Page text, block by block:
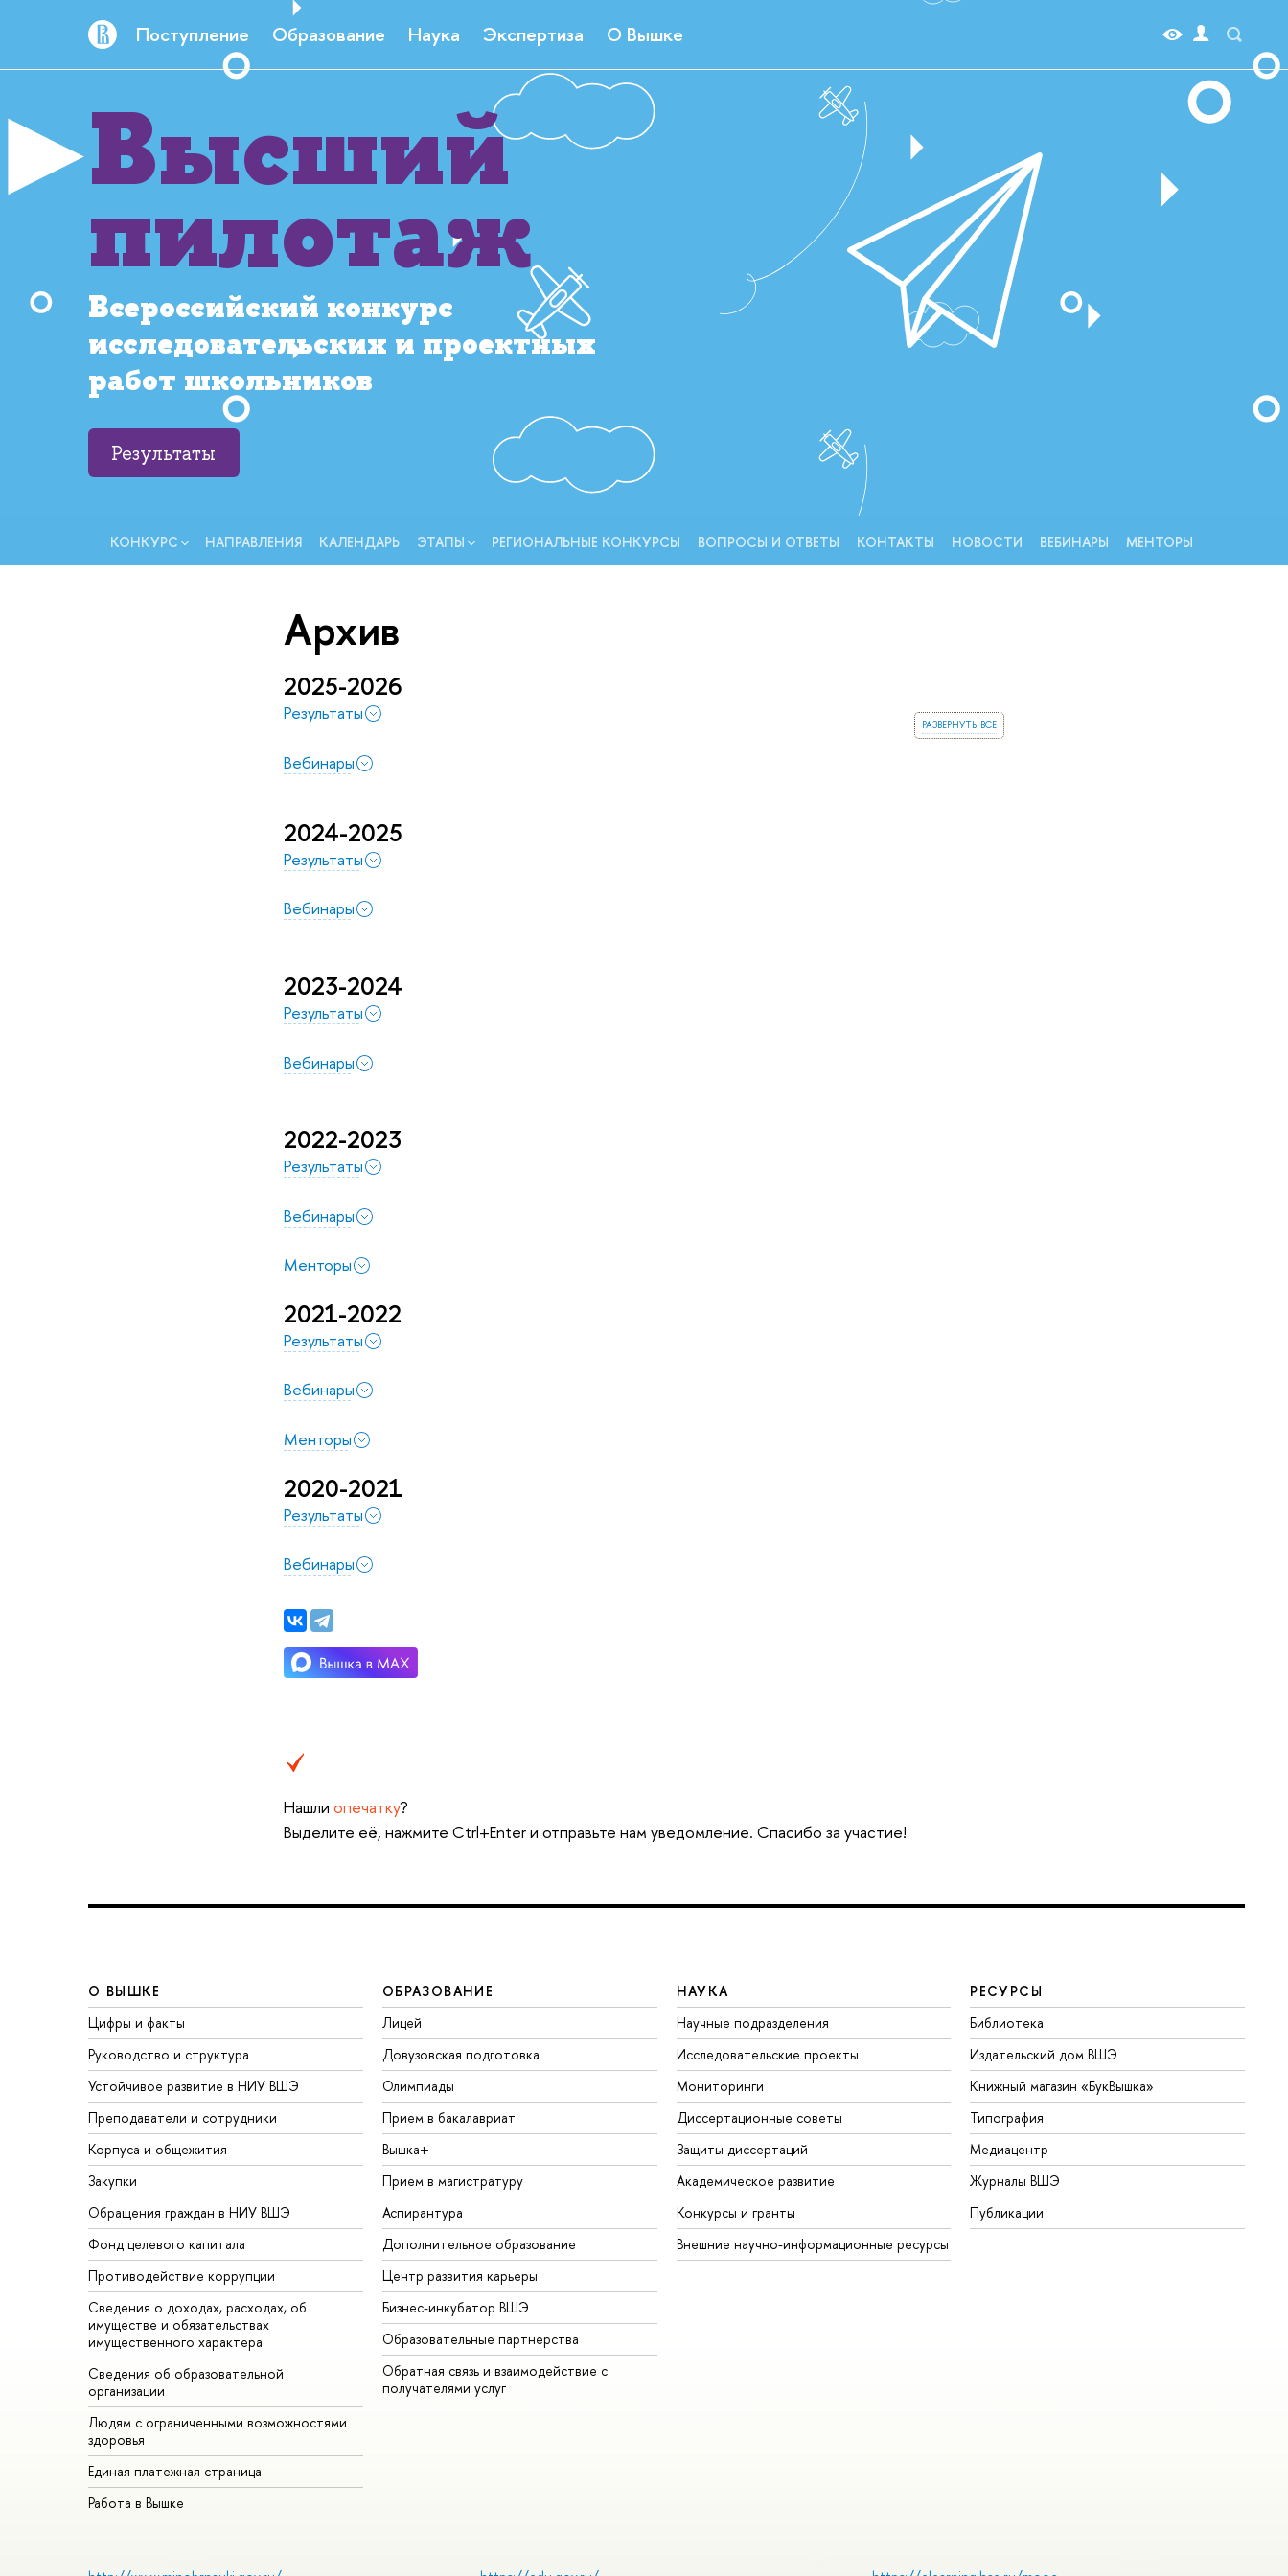
Поступление Образование Наука Экспертиза О Вышке
Высший
пилотаж
Всероссийский конкурс
исследовательских и проектных
работ школьников
Результаты
КОНКУРС НАПРАВЛЕНИЯ КАЛЕНДАРЬ ЭТАПЫ РЕГИОНАЛЬНЫЕ КОНКУРСЫ ВОПРОСЫ И ОТВЕТЫ КОНТАКТЫ НОВОСТИ ВЕБИНАРЫ МЕНТОРЫ
Архив
2025-2026
развернуть все
Результаты
Вебинары
2024-2025
Результаты
Вебинары
2023-2024
Результаты
Вебинары
2022-2023
Результаты
Вебинары
Менторы
2021-2022
Результаты
Вебинары
Менторы
2020-2021
Результаты
Вебинары
Нашли опечатку?
Выделите её, нажмите Ctrl+Enter и отправьте нам уведомление. Спасибо за участие!
О ВЫШКЕ
Цифры и факты
Руководство и структура
Устойчивое развитие в НИУ ВШЭ
Преподаватели и сотрудники
Корпуса и общежития
Закупки
Обращения граждан в НИУ ВШЭ
Фонд целевого капитала
Противодействие коррупции
Сведения о доходах, расходах, об
имуществе и обязательствах
имущественного характера
Сведения об образовательной
организации
Людям с ограниченными возможностями
здоровья
Единая платежная страница
Работа в Вышке
ОБРАЗОВАНИЕ
Лицей
Довузовская подготовка
Олимпиады
Прием в бакалавриат
Вышка+
Прием в магистратуру
Аспирантура
Дополнительное образование
Центр развития карьеры
Бизнес-инкубатор ВШЭ
Образовательные партнерства
Обратная связь и взаимодействие с
получателями услуг
НАУКА
Научные подразделения
Исследовательские проекты
Мониторинги
Диссертационные советы
Защиты диссертаций
Академическое развитие
Конкурсы и гранты
Внешние научно-информационные ресурсы
РЕСУРСЫ
Библиотека
Издательский дом ВШЭ
Книжный магазин «БукВышка»
Типография
Медиацентр
Журналы ВШЭ
Публикации